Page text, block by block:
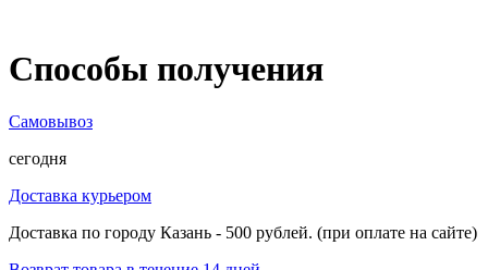
Способы получения
Самовывоз
сегодня
Доставка курьером
Доставка по городу Казань - 500 рублей. (при оплате на сайте)